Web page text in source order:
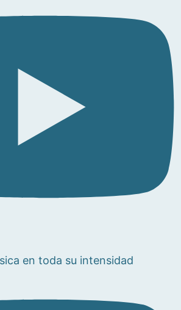
en toda su intensidad